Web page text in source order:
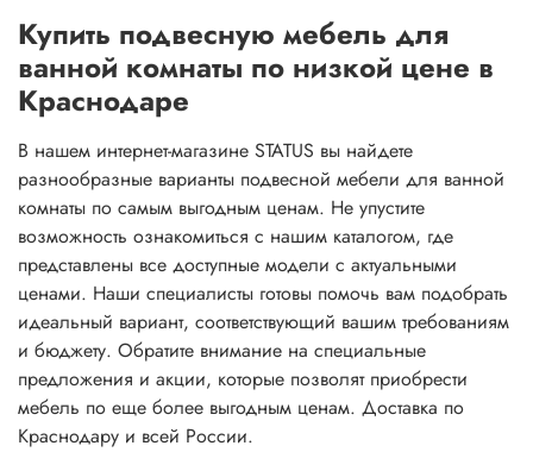
Купить подвесную мебель для
ванной комнаты по низкой цене в
Краснодаре
В нашем интернет-магазине STATUS вы найдете
разнообразные варианты подвесной мебели для ванной
комнаты по самым выгодным ценам. Не упустите
возможность ознакомиться с нашим каталогом, где
представлены все доступные модели с актуальными
ценами. Наши специалисты готовы помочь вам подобрать
идеальный вариант, соответствующий вашим требованиям
и бюджету. Обратите внимание на специальные
предложения и акции, которые позволят приобрести
мебель по еще более выгодным ценам. Доставка по
Краснодару и всей России.